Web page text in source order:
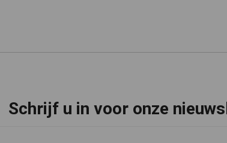
Schrijf u in voor onze